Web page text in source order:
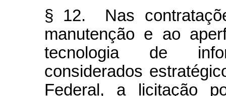
§ 12. Nas
manutenção e ao
tecnologia de
considerados
Federal, a licitação